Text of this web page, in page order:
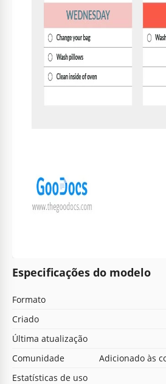
Especificações do modelo
Formato
Criado
Última atualização
Comunidade
Adicionado às
Estatísticas de uso